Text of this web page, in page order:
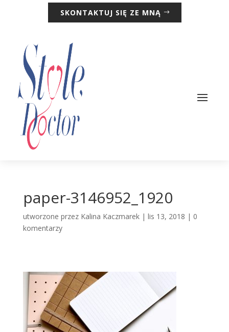
SKONTAKTUJ SIĘ ZE MNĄ
paper-3146952_1920
utworzone przez Kalina Kaczmarek| lis 13, 2018 | 0
komentarzy